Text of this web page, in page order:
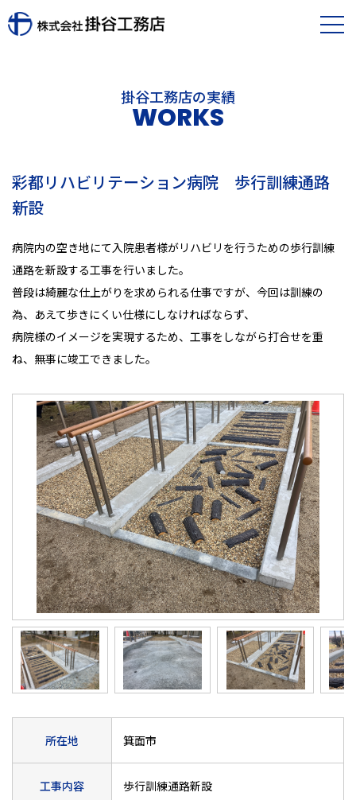
掛谷工務店の実績
WORKS
彩都リハビリテーション病院 歩行訓練通路
新設
病院内の空き地にて入院患者様がリハビリを行うための歩行訓練
通路を新設する工事を行いました。
普段は綺麗な仕上がりを求められる仕事ですが、今回は訓練の
為、あえて歩きにくい仕様にしなければならず、
病院様のイメージを実現するため、工事をしながら打合せを重
ね、無事に竣工できました。
所在地 箕面市
工事内容 歩行訓練通路新設